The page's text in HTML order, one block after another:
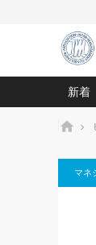
新着
ホーム
マネ